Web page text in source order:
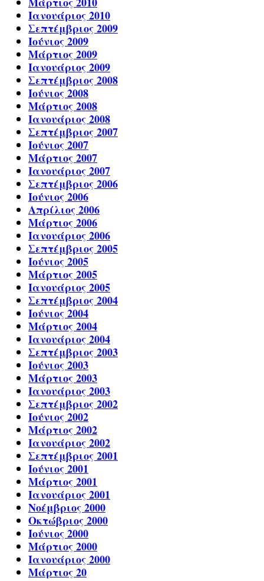
Ιανουάριος 2010
Σεπτέμβριος 2009
Ιούνιος 2009
Μάρτιος 2009
Ιανουάριος 2009
Σεπτέμβριος 2008
Ιούνιος 2008
Μάρτιος 2008
Ιανουάριος 2008
Σεπτέμβριος 2007
Ιούνιος 2007
Μάρτιος 2007
Ιανουάριος 2007
Σεπτέμβριος 2006
Ιούνιος 2006
Απρίλιος 2006
Μάρτιος 2006
Ιανουάριος 2006
Σεπτέμβριος 2005
Ιούνιος 2005
Μάρτιος 2005
Ιανουάριος 2005
Σεπτέμβριος 2004
Ιούνιος 2004
Μάρτιος 2004
Ιανουάριος 2004
Σεπτέμβριος 2003
Ιούνιος 2003
Μάρτιος 2003
Ιανουάριος 2003
Σεπτέμβριος 2002
Ιούνιος 2002
Μάρτιος 2002
Ιανουάριος 2002
Σεπτέμβριος 2001
Ιούνιος 2001
Μάρτιος 2001
Ιανουάριος 2001
Νοέμβριος 2000
Οκτώβριος 2000
Ιούνιος 2000
Μάρτιος 2000
Ιανουάριος 2000
Μάρτιος 20